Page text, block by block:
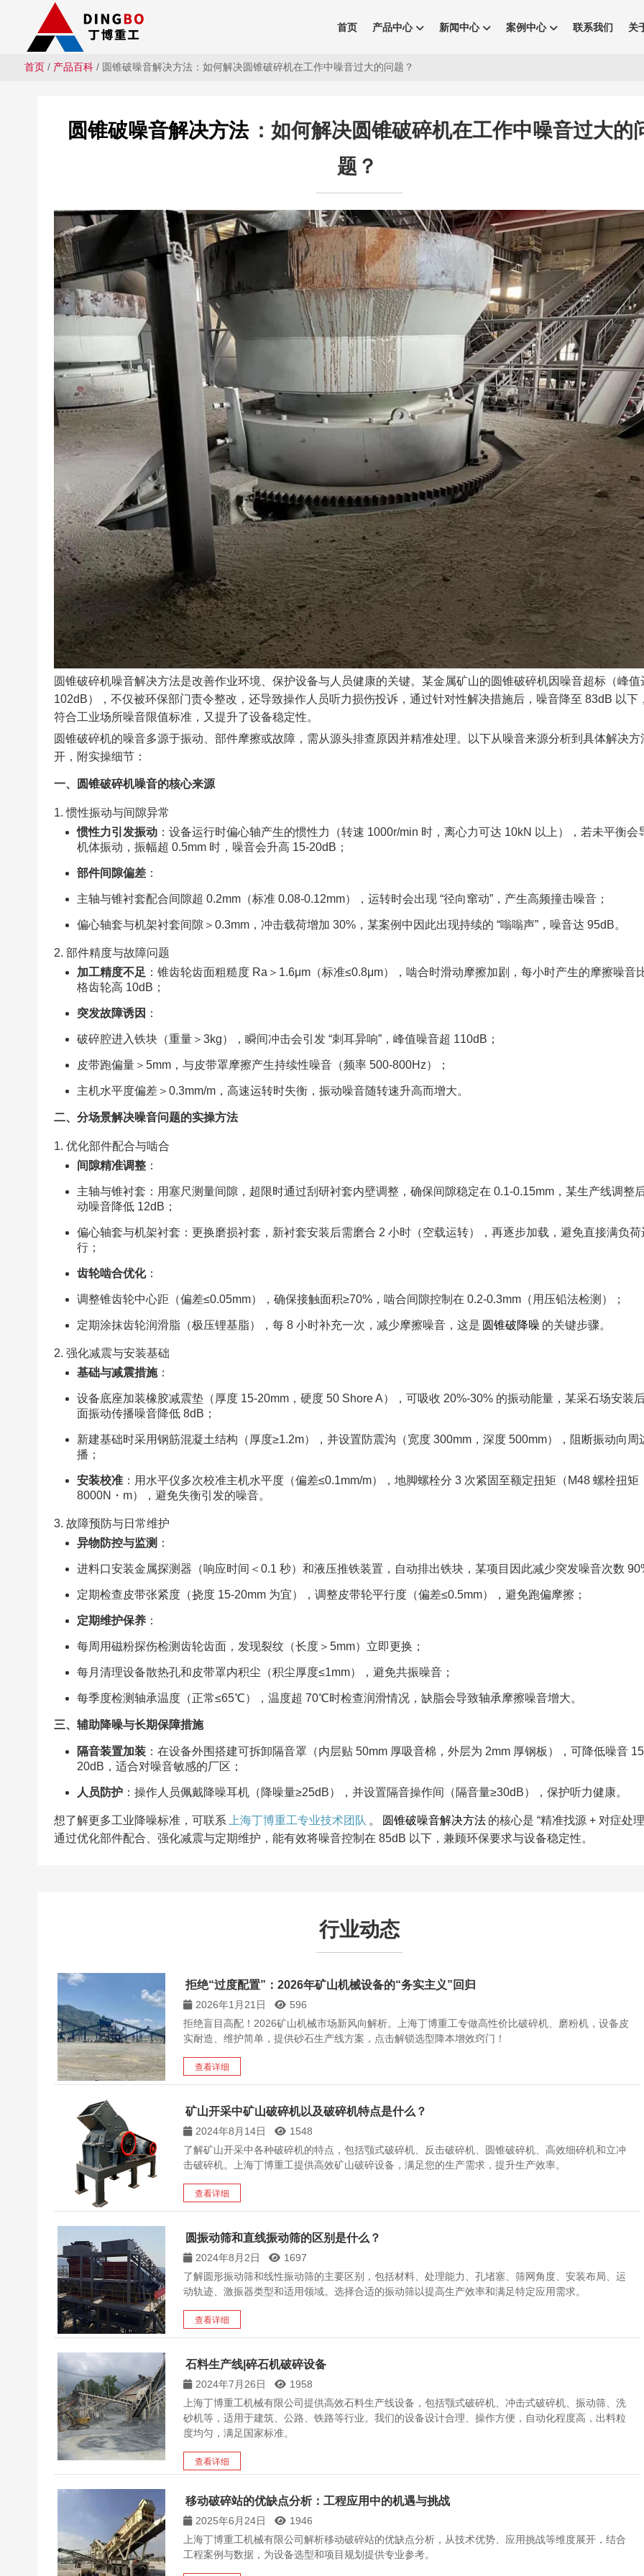
首页 产品中心 新闻中心 案例中心 联系我们 关
首页/ 产品百科/ 圆锥破噪音解决方法：如何解决圆锥破碎机在工作中噪音过大的问题？
圆锥破噪音解决方法 ：如何解决圆锥破碎机在工作中噪音过大的
题？
圆锥破碎机噪音解决方法是改善作业环境、保护设备与人员健康的关键。某金属矿山的圆锥破碎机因噪音超标（峰值
102dB），不仅被环保部门责令整改，还导致操作人员听力损伤投诉，通过针对性解决措施后，噪音降至 83dB 以下
符合工业场所噪音限值标准，又提升了设备稳定性。​
圆锥破碎机的噪音多源于振动、部件摩擦或故障，需从源头排查原因并精准处理。以下从噪音来源分析到具体解决方
开，附实操细节：​
一、圆锥破碎机噪音的核心来源
1. 惯性振动与间隙异常​
惯性力引发振动：设备运行时偏心轴产生的惯性力（转速 1000r/min 时，离心力可达 10kN 以上），若未平衡会
机体振动，振幅超 0.5mm 时，噪音会升高 15-20dB；​
部件间隙偏差：​
主轴与锥衬套配合间隙超 0.2mm（标准 0.08-0.12mm），运转时会出现 “径向窜动”，产生高频撞击噪音；​
偏心轴套与机架衬套间隙＞0.3mm，冲击载荷增加 30%，某案例中因此出现持续的 “嗡嗡声”，噪音达 95dB。​
2. 部件精度与故障问题​
加工精度不足 ：锥齿轮齿面粗糙度 Ra＞1.6μm（标准≤0.8μm），啮合时滑动摩擦加剧，每小时产生的摩擦噪音
格齿轮高 10dB；​
突发故障诱因 ：​
破碎腔进入铁块（重量＞3kg），瞬间冲击会引发 “刺耳异响”，峰值噪音超 110dB；​
皮带跑偏量＞5mm，与皮带罩摩擦产生持续性噪音（频率 500-800Hz）；​
主机水平度偏差＞0.3mm/m，高速运转时失衡，振动噪音随转速升高而增大。​
二、分场景解决噪音问题的实操方法​
1. 优化部件配合与啮合​
间隙精准调整：​
主轴与锥衬套：用塞尺测量间隙，超限时通过刮研衬套内壁调整，确保间隙稳定在 0.1-0.15mm，某生产线调整
动噪音降低 12dB；​
偏心轴套与机架衬套：更换磨损衬套，新衬套安装后需磨合 2 小时（空载运转），再逐步加载，避免直接满负荷
行；​
齿轮啮合优化：​
调整锥齿轮中心距（偏差≤0.05mm），确保接触面积≥70%，啮合间隙控制在 0.2-0.3mm（用压铅法检测）；​
定期涂抹齿轮润滑脂（极压锂基脂），每 8 小时补充一次，减少摩擦噪音，这是 圆锥破降噪 的关键步骤。​
2. 强化减震与安装基础​
基础与减震措施：​
设备底座加装橡胶减震垫（厚度 15-20mm，硬度 50 Shore A），可吸收 20%-30% 的振动能量，某采石场安装
面振动传播噪音降低 8dB；​
新建基础时采用钢筋混凝土结构（厚度≥1.2m），并设置防震沟（宽度 300mm，深度 500mm），阻断振动向周
播；​
安装校准：用水平仪多次校准主机水平度（偏差≤0.1mm/m），地脚螺栓分 3 次紧固至额定扭矩（M48 螺栓扭矩
8000N・m），避免失衡引发的噪音。​
3. 故障预防与日常维护​
异物防控与监测 ：​
进料口安装金属探测器（响应时间＜0.1 秒）和液压推铁装置，自动排出铁块，某项目因此减少突发噪音次数
定期检查皮带张紧度（挠度 15-20mm 为宜），调整皮带轮平行度（偏差≤0.5mm），避免跑偏摩擦；​
定期维护保养：​
每周用磁粉探伤检测齿轮齿面，发现裂纹（长度＞5mm）立即更换；​
每月清理设备散热孔和皮带罩内积尘（积尘厚度≤1mm），避免共振噪音；​
每季度检测轴承温度（正常≤65℃），温度超 70℃时检查润滑情况，缺脂会导致轴承摩擦噪音增大。​
三、辅助降噪与长期保障措施​
隔音装置加装：在设备外围搭建可拆卸隔音罩（内层贴 50mm 厚吸音棉，外层为 2mm 厚钢板），可降低噪音
20dB，适合对噪音敏感的厂区；​
人员防护：操作人员佩戴降噪耳机（降噪量≥25dB），并设置隔音操作间（隔音量≥30dB），保护听力健康。​
想了解更多工业降噪标准，可联系 上海丁博重工专业技术团队 。 圆锥破噪音解决方法 的核心是 “精准找源 + 对症处
通过优化部件配合、强化减震与定期维护，能有效将噪音控制在 85dB 以下，兼顾环保要求与设备稳定性。
行业动态
拒绝“过度配置”：2026年矿山机械设备的“务实主义”回归
2026年1月21日
596
拒绝盲目高配！2026矿山机械市场新风向解析。上海丁博重工专做高性价比破碎机、磨粉机，设备皮
实耐造、维护简单，提供砂石生产线方案，点击解锁选型降本增效窍门！
查看详细
矿山开采中矿山破碎机以及破碎机特点是什么？
2024年8月14日
1548
了解矿山开采中各种破碎机的特点，包括颚式破碎机、反击破碎机、圆锥破碎机、高效细碎机和立冲
击破碎机。上海丁博重工提供高效矿山破碎设备，满足您的生产需求，提升生产效率。
查看详细
圆振动筛和直线振动筛的区别是什么？
2024年8月2日
1697
了解圆形振动筛和线性振动筛的主要区别，包括材料、处理能力、孔堵塞、筛网角度、安装布局、运
动轨迹、激振器类型和适用领域。选择合适的振动筛以提高生产效率和满足特定应用需求。
查看详细
石料生产线|碎石机破碎设备
2024年7月26日
1958
上海丁博重工机械有限公司提供高效石料生产线设备，包括颚式破碎机、冲击式破碎机、振动筛、洗
砂机等，适用于建筑、公路、铁路等行业。我们的设备设计合理、操作方便，自动化程度高，出料粒
度均匀，满足国家标准。
查看详细
移动破碎站的优缺点分析：工程应用中的机遇与挑战​
2025年6月24日
1946
上海丁博重工机械有限公司解析移动破碎站的优缺点分析，从技术优势、应用挑战等维度展开，结合
工程案例与数据，为设备选型和项目规划提供专业参考。